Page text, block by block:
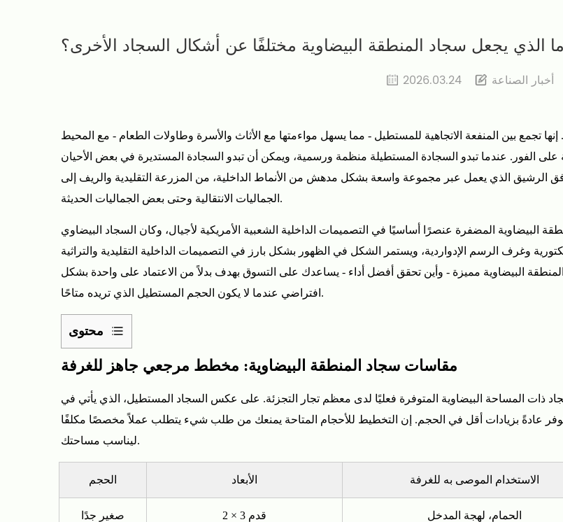
ما الذي يجعل سجاد المنطقة البيضاوية مختلفًا عن أشكال السجاد الأخرى؟
2026.03.24 أخبار الصناعة
تجمع بين المنفعة الاتجاهية للمستطيل - مما يسهل مواءمتها مع الأثاث والأسرة وطاولات الطعام - مع المحيط
على الفور. عندما تبدو السجادة المستطيلة منظمة ورسمية، ويمكن أن تبدو السجادة المستديرة في بعض الأحيان
الرشيق الذي يعمل عبر مجموعة واسعة بشكل مدهش من الأنماط الداخلية، من المزرعة التقليدية والريف إلى
الجماليات الانتقالية وحتى بعض الجماليات الحديثة.
البيضاوية المضفرة عنصرًا أساسيًا في التصميمات الداخلية الشعبية الأمريكية لأجيال، وكان السجاد البيضاوي
وغرف الرسم الإدواردية، ويستمر الشكل في الظهور بشكل بارز في التصميمات الداخلية التقليدية والتراثية
البيضاوية مميزة - وأين تحقق أفضل أداء - يساعدك على التسوق بهدف بدلاً من الاعتماد على واحدة بشكل
افتراضي عندما لا يكون الحجم المستطيل الذي تريده متاحًا.
محتوى
1
مقاسات
سجاد
المنطقة
البيضاوية:
مخطط
مرجعي
جاهز
للغرفة
مقاسات سجاد المنطقة البيضاوية: مخطط مرجعي جاهز للغرفة
ذات المساحة البيضاوية المتوفرة فعليًا لدى معظم تجار التجزئة. على عكس السجاد المستطيل، الذي يأتي في
عادةً بزيادات أقل في الحجم. إن التخطيط للأحجام المتاحة يمنعك من طلب شيء يتطلب عملاً مخصصًا مكلفًا
ليناسب مساحتك.
الحجم الأبعاد الاستخدام الموصى به للغرفة
صغير جدًا 2 × 3 قدم الحمام، لهجة المدخل